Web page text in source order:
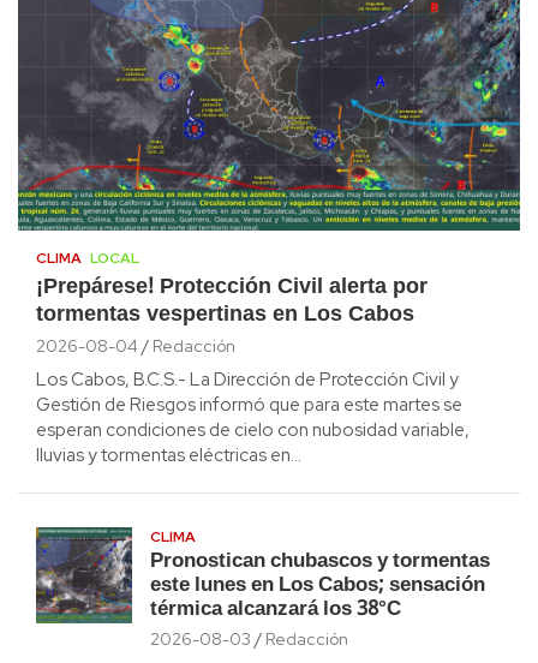
CLIMA LOCAL
¡Prepárese! Protección Civil alerta por
tormentas vespertinas en Los Cabos
2026-08-04 Redacción
Los Cabos, B.C.S.- La Dirección de Protección Civil y
Gestión de Riesgos informó que para este martes se
esperan condiciones de cielo con nubosidad variable,
lluvias y tormentas eléctricas en…
CLIMA
Pronostican chubascos y tormentas
este lunes en Los Cabos; sensación
térmica alcanzará los 38°C
2026-08-03 Redacción